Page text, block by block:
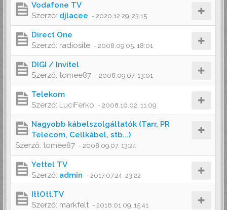
Vodafone TV
Szerző: djlacee - 2020.12.29. 23:15
Direct One
Szerző: radiosite - 2008.09.05. 18:01
DIGI / Invitel
Szerző: tomee87 - 2008.09.07. 13:01
Telekom
Szerző: LuciFerko - 2008.10.02. 11:09
Nagyobb kábelszolgáltatók (Tarr, PR
Telecom, Cellkábel, stb...)
Szerző: tomee87 - 2008.09.07. 13:24
Yettel TV
Szerző: admin - 2017.07.24. 23:22
IttOtt.TV
Szerző: markfelt - 2016.01.09. 15:41